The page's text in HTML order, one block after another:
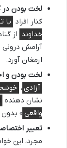
لخت بودن در
کنار افراد با
خداوند از
آرامش درونی
ارمغان آورد.
لخت بودن و
آزادی،
نشان دهنده
واقعی »
تعبیر
مجرد، این